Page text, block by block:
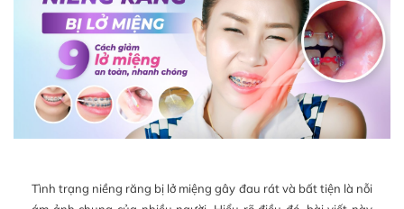
Tình trạng niềng răng bị lở miệng gây đau rát và bất tiện là nỗi